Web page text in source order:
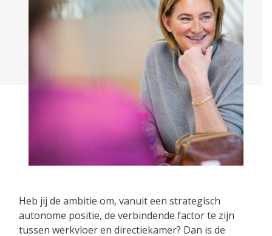
Heb jij de ambitie om, vanuit een strategisch
autonome positie, de verbindende factor te zijn
tussen werkvloer en directiekamer? Dan is de